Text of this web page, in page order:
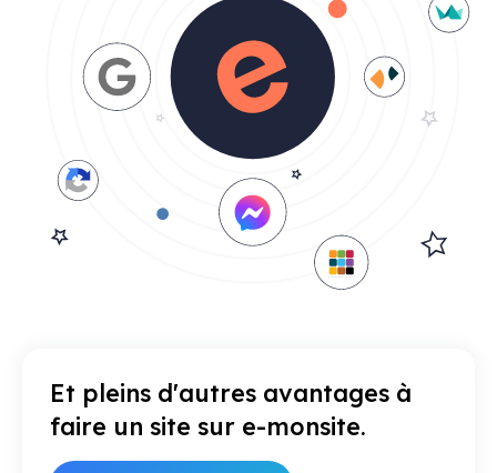
Et pleins d'autres avantages à
faire un site sur e-monsite.